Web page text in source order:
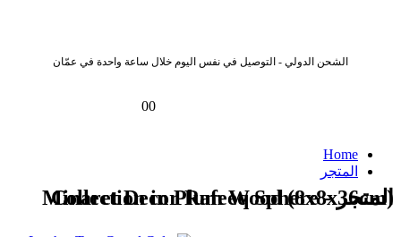
الشحن الدولي - التوصيل في نفس اليوم خلال ساعة واحدة في عمّان
00
Home
المتجر
المتجر - Minaret Decor Rafeeq Sphere Collection in Plum Wood (8x8x36cm)